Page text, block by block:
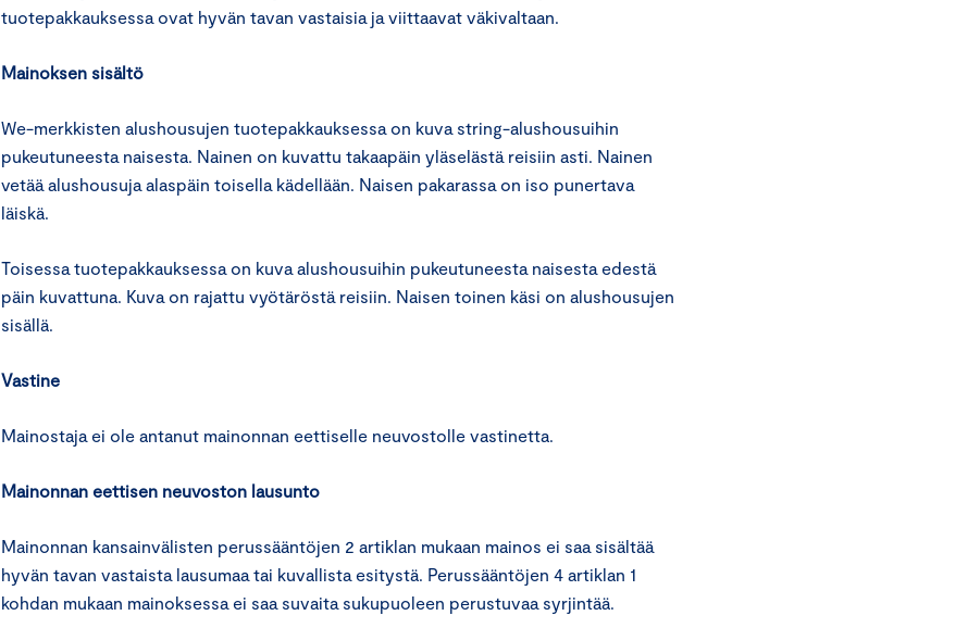
tuotepakkauksessa ovat hyvän tavan vastaisia ja viittaavat väkivaltaan.
Mainoksen sisältö
We-merkkisten alushousujen tuotepakkauksessa on kuva string-alushousuihin
pukeutuneesta naisesta. Nainen on kuvattu takaapäin yläselästä reisiin asti. Nainen
vetää alushousuja alaspäin toisella kädellään. Naisen pakarassa on iso punertava
läiskä.
Toisessa tuotepakkauksessa on kuva alushousuihin pukeutuneesta naisesta edestä
päin kuvattuna. Kuva on rajattu vyötäröstä reisiin. Naisen toinen käsi on alushousujen
sisällä.
Vastine
Mainostaja ei ole antanut mainonnan eettiselle neuvostolle vastinetta.
Mainonnan eettisen neuvoston lausunto
Mainonnan kansainvälisten perussääntöjen 2 artiklan mukaan mainos ei saa sisältää
hyvän tavan vastaista lausumaa tai kuvallista esitystä. Perussääntöjen 4 artiklan 1
kohdan mukaan mainoksessa ei saa suvaita sukupuoleen perustuvaa syrjintää.